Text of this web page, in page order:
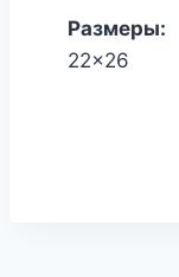
Размеры:
22x26